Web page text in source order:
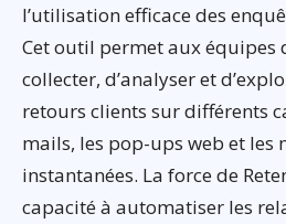
l’utilisation efficace des
Cet outil permet aux équipes
collecter, d’analyser et
retours clients sur différents
mails, les pop-ups web et les
instantanées. La force de
capacité à automatiser les